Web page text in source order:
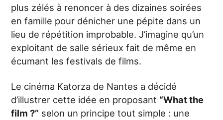
plus zélés à renoncer à des dizaines soirées
en famille pour dénicher une pépite dans un
lieu de répétition improbable. J’imagine qu’un
exploitant de salle sérieux fait de même en
écumant les festivals de films.
Le cinéma Katorza de Nantes a décidé
d’illustrer cette idée en proposant “What the
film ?” selon un principe tout simple : une